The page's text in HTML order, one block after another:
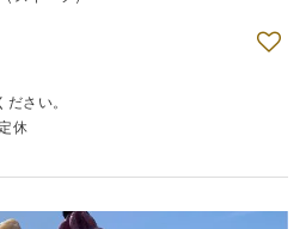
さい。
休